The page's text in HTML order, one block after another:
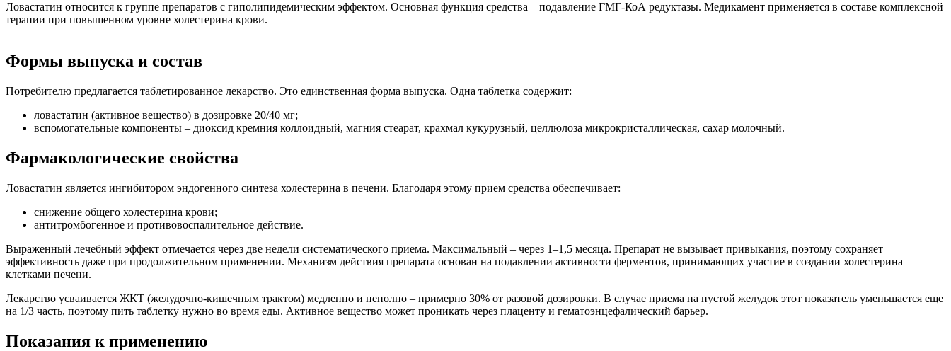
Ловастатин относится к группе препаратов с гиполипидемическим эффектом. Основная функция средства – подавление ГМГ-КоА редуктазы. Медикамент применяется в составе комплексной
терапии при повышенном уровне холестерина крови.
Формы выпуска и состав
Потребителю предлагается таблетированное лекарство. Это единственная форма выпуска. Одна таблетка содержит:
ловастатин (активное вещество) в дозировке 20/40 мг;
вспомогательные компоненты – диоксид кремния коллоидный, магния стеарат, крахмал кукурузный, целлюлоза микрокристаллическая, сахар молочный.
Фармакологические свойства
Ловастатин является ингибитором эндогенного синтеза холестерина в печени. Благодаря этому прием средства обеспечивает:
снижение общего холестерина крови;
антитромбогенное и противовоспалительное действие.
Выраженный лечебный эффект отмечается через две недели систематического приема. Максимальный – через 1–1,5 месяца. Препарат не вызывает привыкания, поэтому сохраняет
эффективность даже при продолжительном применении. Механизм действия препарата основан на подавлении активности ферментов, принимающих участие в создании холестерина
клетками печени.
Лекарство усваивается ЖКТ (желудочно-кишечным трактом) медленно и неполно – примерно 30% от разовой дозировки. В случае приема на пустой желудок этот показатель уменьшается еще
на 1/3 часть, поэтому пить таблетку нужно во время еды. Активное вещество может проникать через плаценту и гематоэнцефалический барьер.
Показания к применению